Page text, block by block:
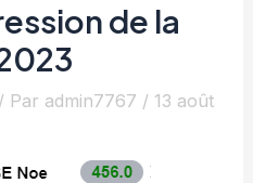
de la
/ Par admin7767 / 13 août